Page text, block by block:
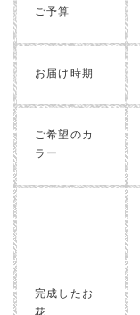
ご予算
お届け時期
ご希望のカ
ラー
完成したお